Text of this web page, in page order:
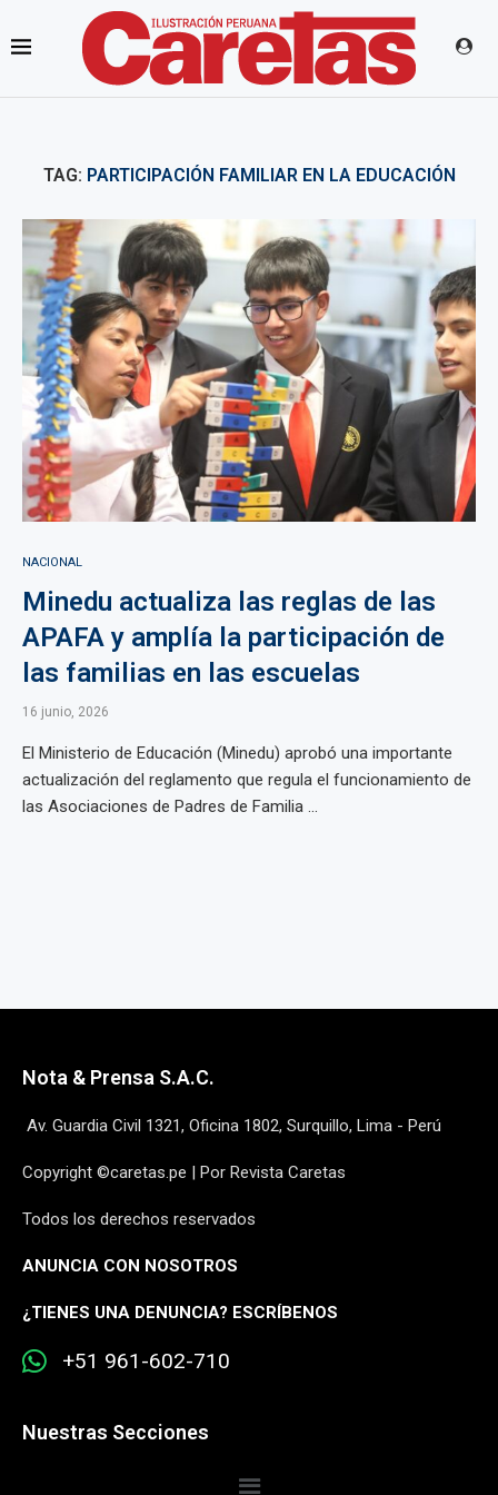
TAG: PARTICIPACIÓN FAMILIAR EN LA EDUCACIÓN
NACIONAL
Minedu actualiza las reglas de las
APAFA y amplía la participación de
las familias en las escuelas
16 junio, 2026
El Ministerio de Educación (Minedu) aprobó una importante
actualización del reglamento que regula el funcionamiento de
las Asociaciones de Padres de Familia ...
Nota & Prensa S.A.C.
Av. Guardia Civil 1321, Oficina 1802, Surquillo, Lima - Perú
Copyright ©caretas.pe | Por Revista Caretas
Todos los derechos reservados
ANUNCIA CON NOSOTROS
¿TIENES UNA DENUNCIA? ESCRÍBENOS
+51 961-602-710
Nuestras Secciones